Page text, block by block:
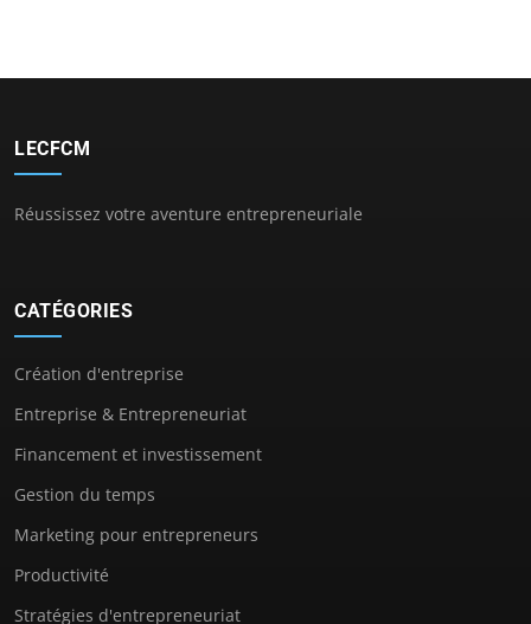
LECFCM
Réussissez votre aventure entrepreneuriale
CATÉGORIES
Création d'entreprise
Entreprise & Entrepreneuriat
Financement et investissement
Gestion du temps
Marketing pour entrepreneurs
Productivité
Stratégies d'entrepreneuriat